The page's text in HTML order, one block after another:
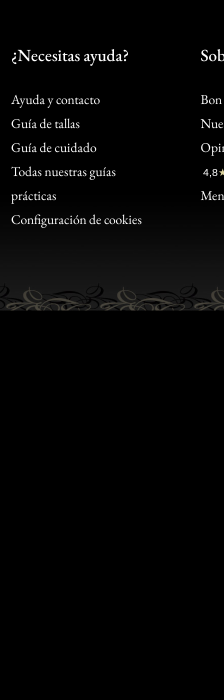
¿Necesitas ayuda?
Ayuda y contacto
Guía de tallas
Guía de cuidado
Todas nuestras guías
prácticas
Configuración de cookies
Bon
Clic
Bon
4,8